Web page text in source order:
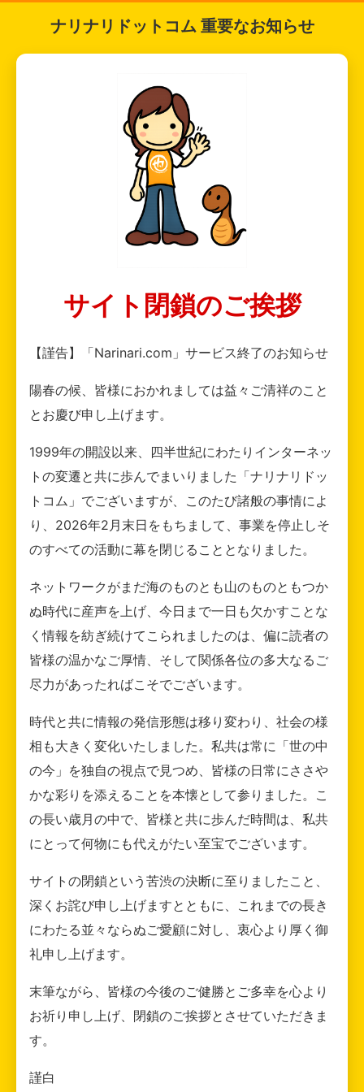
ナリナリドットコム 重要なお知らせ
サイト閉鎖のご挨拶
【謹告】「Narinari.com」サービス終了のお知らせ
陽春の候、皆様におかれましては益々ご清祥のこと
とお慶び申し上げます。
1999年の開設以来、四半世紀にわたりインターネッ
トの変遷と共に歩んでまいりました「ナリナリドッ
トコム」でございますが、このたび諸般の事情によ
り、2026年2月末日をもちまして、事業を停止しそ
のすべての活動に幕を閉じることとなりました。
ネットワークがまだ海のものとも山のものともつか
ぬ時代に産声を上げ、今日まで一日も欠かすことな
く情報を紡ぎ続けてこられましたのは、偏に読者の
皆様の温かなご厚情、そして関係各位の多大なるご
尽力があったればこそでございます。
時代と共に情報の発信形態は移り変わり、社会の様
相も大きく変化いたしました。私共は常に「世の中
の今」を独自の視点で見つめ、皆様の日常にささや
かな彩りを添えることを本懐として参りました。こ
の長い歳月の中で、皆様と共に歩んだ時間は、私共
にとって何物にも代えがたい至宝でございます。
サイトの閉鎖という苦渋の決断に至りましたこと、
深くお詫び申し上げますとともに、これまでの長き
にわたる並々ならぬご愛顧に対し、衷心より厚く御
礼申し上げます。
末筆ながら、皆様の今後のご健勝とご多幸を心より
お祈り申し上げ、閉鎖のご挨拶とさせていただきま
す。
謹白